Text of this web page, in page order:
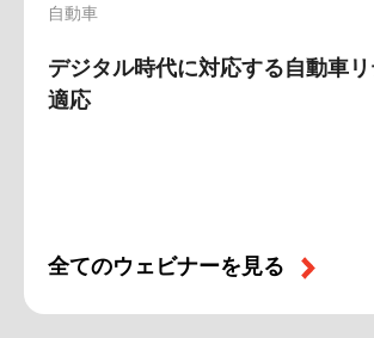
自動車
デジタル時代に対応する自動車
適応
全てのウェビナーを見る